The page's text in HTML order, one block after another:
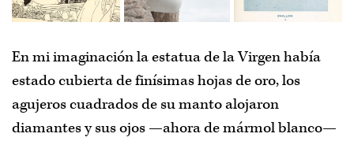
En mi imaginación la estatua de la Virgen había
estado cubierta de finísimas hojas de oro, los
agujeros cuadrados de su manto alojaron
diamantes y sus ojos —ahora de mármol blanco—